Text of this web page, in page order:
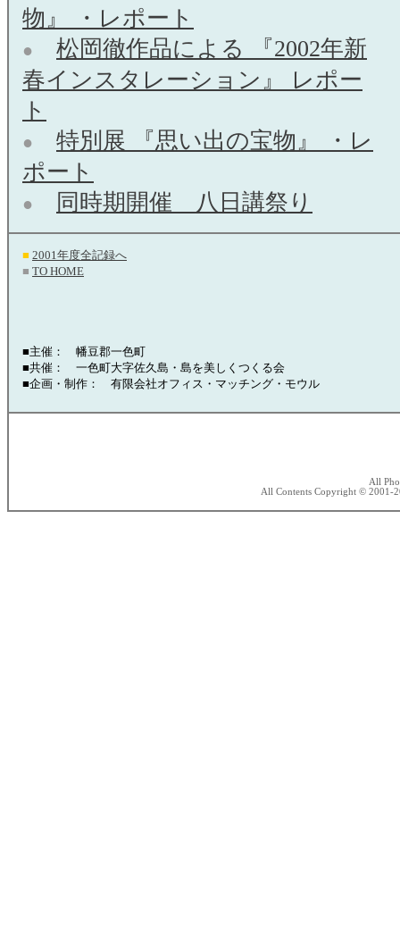
物』 ・レポート
●
松岡徹作品による 『2002年新
春インスタレーション』 レポー
ト
●
特別展 『思い出の宝物』 ・レ
ポート
● 同時期開催 八日講祭り
■ 2001年度全記録へ
■ TO HOME
■主催： 幡豆郡一色町
■共催： 一色町大字佐久島・島を美しくつくる会
■企画・制作： 有限会社オフィス・マッチング・モウル
All
All Contents Copyright © 2001-